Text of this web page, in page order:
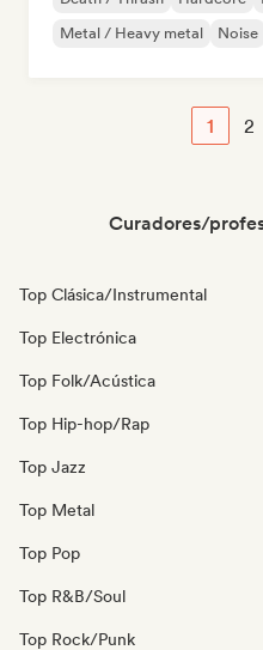
Metal / Heavy metal
Noise
1 2
Curadores/
Top Clásica/Instrumental
Top Electrónica
Top Folk/Acústica
Top Hip-hop/Rap
Top Jazz
Top Metal
Top Pop
Top R&B/Soul
Top Rock/Punk